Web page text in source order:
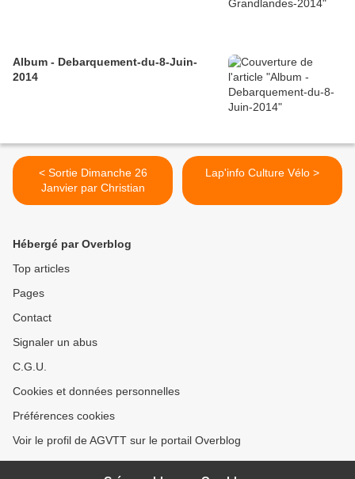
Album - Debarquement-du-8-Juin-
2014
< Sortie Dimanche 26
Janvier par Christian
Lap'info Culture Vélo >
Hébergé par Overblog
Top articles
Pages
Contact
Signaler un abus
C.G.U.
Cookies et données personnelles
Préférences cookies
Voir le profil de AGVTT sur le portail Overblog